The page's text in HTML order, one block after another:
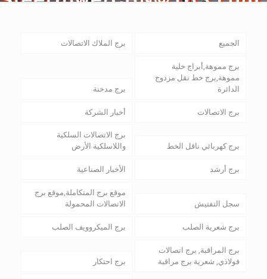
الجميع برج الملاك الاتصالات
برج مموهة,أبراج خلية
مموهة,برج خط نقل مزدوج
الدائرة
برج مدخنة
برج الاتصالات أخبار الشركة
برج كهربائي ناقل الخط
برج الاتصالات السلكية
واللاسلكية الأرض
برج أرشد الأخبار الصناعية
سجل التفتيش
موقع برج المتكاملة,موقع برج
الاتصالات المحمولة
برج شعرية الصلب برج الميكروويف الصلب
برج المراقبة, برج اتصالات
فولاذي, شعرية برج مراقبة
برج احتكار